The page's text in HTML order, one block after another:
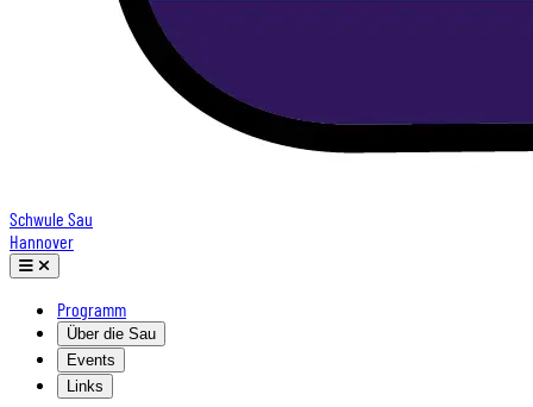
Schwule Sau
Hannover
Programm
Über die Sau
Events
Links